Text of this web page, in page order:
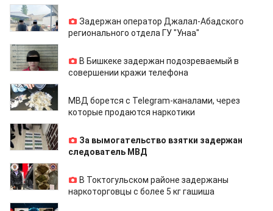
27.04.2022
Задержан оператор Джалал-Абадского
регионального отдела ГУ "Унаа"
27.04.2022
В Бишкеке задержан подозреваемый в
совершении кражи телефона
27.04.2022
МВД борется с Telegram-каналами, через
которые продаются наркотики
27.04.2022
За вымогательство взятки задержан
следователь МВД
27.04.2022
В Токтогульском районе задержаны
наркоторговцы с более 5 кг гашиша
27.04.2022